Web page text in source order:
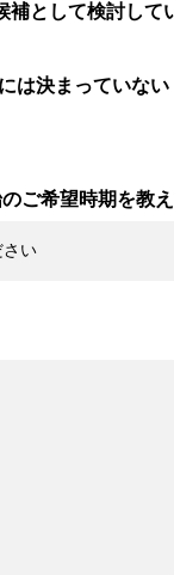
補として検討して
は決まっていない
ご希望時期を教